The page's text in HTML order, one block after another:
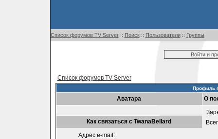
Список форумов TV Server:: Поиск:: Пользователи:: Группы
Войти и
Список форумов TV Server
Профиль
Аватара
О
Как связаться с TwanaBellard
Адрес e-mail: